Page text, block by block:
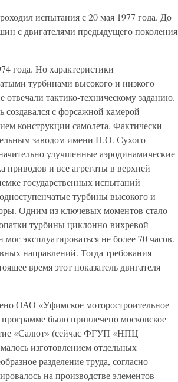
испытания с 20 мая 1977 года. До
с двигателями предыдущего поколения
года. Но характеристики
турбинами высокого и низкого
тактико-техническому заданию.
с форсажной камерой
конструкции самолета. Фактически
заводом имени П.О. Сухого
улучшенные аэродинамические
приводов и все агрегаты в верхней
государственных испытаний
турбины высокого и
Одним из ключевых моментов стало
турбины циклонно-вихревой
эксплуатироваться не более 70 часов.
направлений. Тогда требования
время этот показатель двигателя
ОАО «Уфимское моторостроительное
было привлечено московское
«Салют» (сейчас ФГУП «НПЦ
изготовлением отдельных
разделение труда, согласно
на производстве элементов